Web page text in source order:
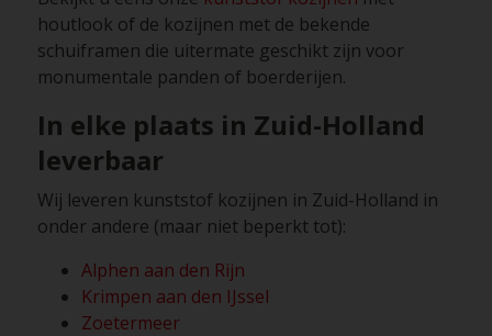
houtlook of de kozijnen met de bekende
schuiframen die uitermate geschikt zijn voor
monumentale panden of boerderijen.
In elke plaats in Zuid-Holland
leverbaar
Wij leveren kunststof kozijnen in Zuid-Holland in
onder andere (maar niet beperkt tot):
Alphen aan den Rijn
Krimpen aan den IJssel
Zoetermeer